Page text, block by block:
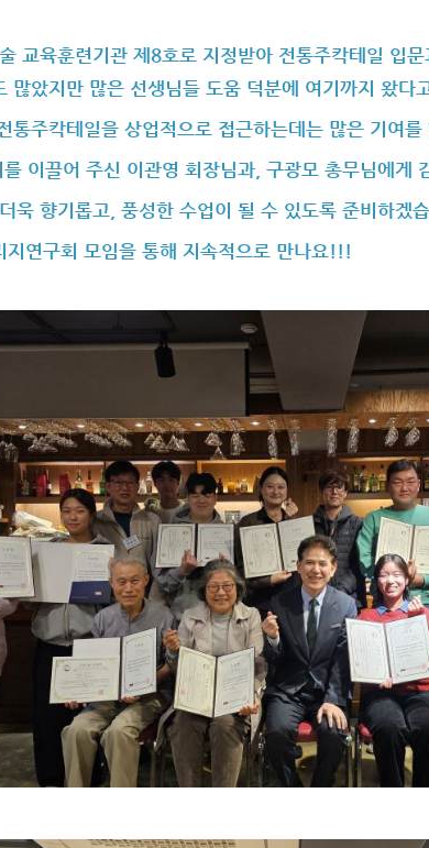
교육훈련기관 제8호로 지정받아 전통주칵테일 입
많았지만 많은 선생님들 도움 덕분에 여기까지 왔다
통주칵테일을 상업적으로 접근하는데는 많은 기여
이끌어 주신 이관영 회장님과, 구광모 총무님에게
욱 향기롭고, 풍성한 수업이 될 수 있도록 준비하겠
지연구회 모임을 통해 지속적으로 만나요!!!